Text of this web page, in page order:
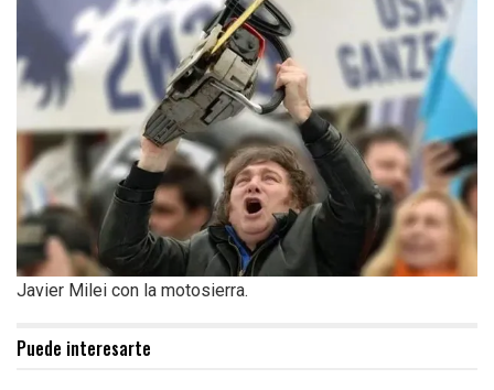
Javier Milei con la motosierra.
Puede interesarte